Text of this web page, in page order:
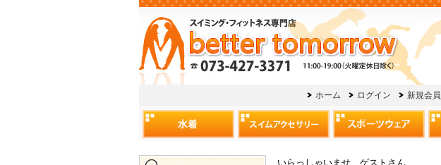
いらっしゃいませ ゲストさん